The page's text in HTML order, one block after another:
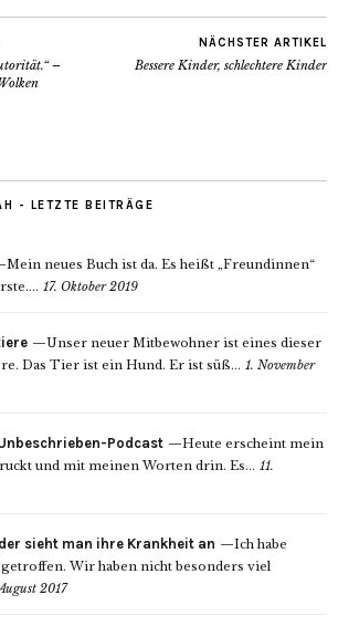
–
NÄCHSTER ARTIKEL
Bessere Kinder, schlechtere Kinder
- LETZTE BEITRÄGE
Mein neues Buch ist da. Es heißt „Freundinnen“
17. Oktober 2019
Unser neuer Mitbewohner ist eines dieser
Das Tier ist ein Hund. Er ist süß... 1. November
Podcast
Heute erscheint mein
und mit meinen Worten drin. Es... 11.
sieht man ihre Krankheit an
Ich habe
Wir haben nicht besonders viel
2017